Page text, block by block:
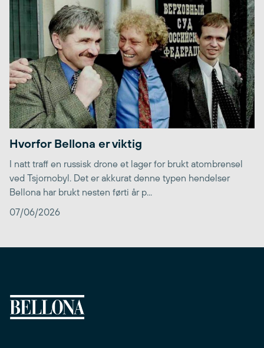
Hvorfor Bellona er viktig
I natt traff en russisk drone et lager for brukt atombrensel
ved Tsjornobyl. Det er akkurat denne typen hendelser
Bellona har brukt nesten førti år p...
07/06/2026